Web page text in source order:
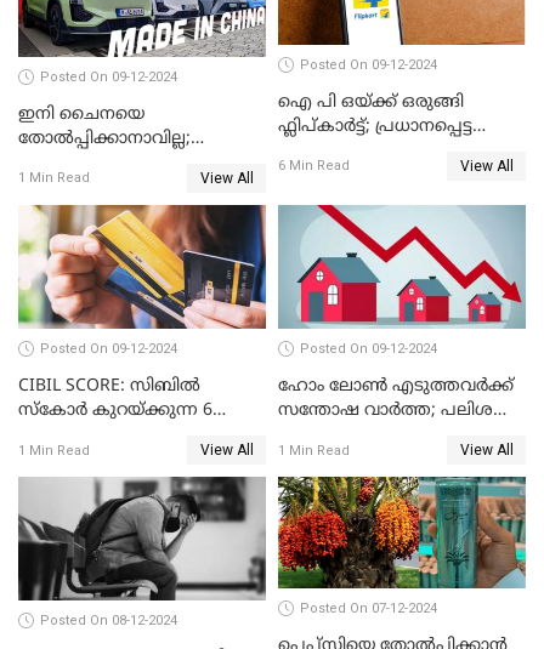
Posted On 09-12-2024
ഇനി ചൈനയെ
തോൽപ്പിക്കാനാവില്ല;
അമേരിക്കയേയും ഞെട്ടിച്ച്
ചൈനീസ് കാറുകൾ
1 Min Read View All
Posted On 09-12-2024
ഐ പി ഒയ്ക്ക് ഒരുങ്ങി
ഫ്ലിപ്കാർട്ട്; പ്രധാനപ്പെട്ട
6 Min Read View All
Posted On 09-12-2024
CIBIL SCORE: സിബിൽ
സ്കോർ കുറയ്ക്കുന്ന 6
1 Min Read View All
Posted On 09-12-2024
ഹോം ലോൺ എടുത്തവർക്ക്
സന്തോഷ വാർത്ത; പലിശ
1 Min Read View All
Posted On 08-12-2024
Posted On 07-12-2024